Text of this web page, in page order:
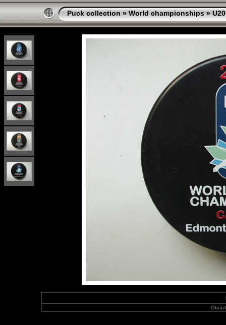
Puck collection » World championships » U20